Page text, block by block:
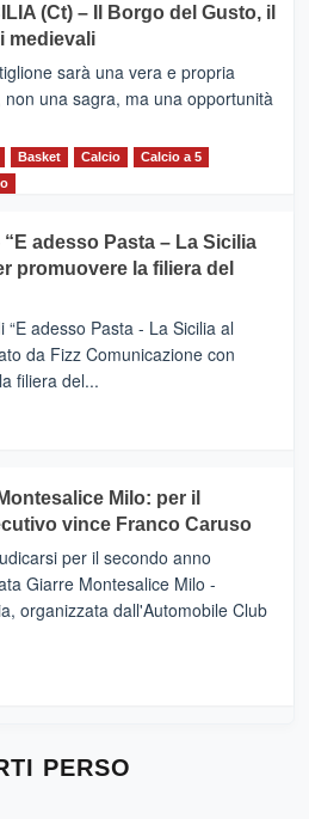
(Ct) – Il Borgo del Gusto, il
medievali
sarà una vera e propria
una sagra, ma una opportunità
Basket Calcio
Calcio a 5
adesso Pasta – La Sicilia
promuovere la filiera del
adesso Pasta - La Sicilia al
da Fizz Comunicazione con
filiera del...
Milo: per il
vince Franco Caruso
per il secondo anno
Giarre Montesalice Milo -
organizzata dall'Automobile Club
PERSO